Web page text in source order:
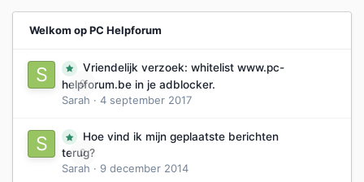
Welkom op PC Helpforum
0
Vriendelijk verzoek: whitelist www.pc-
helpforum.be in je adblocker.
Sarah · 4 september 2017
0
Hoe vind ik mijn geplaatste berichten
terug?
Sarah · 9 december 2014